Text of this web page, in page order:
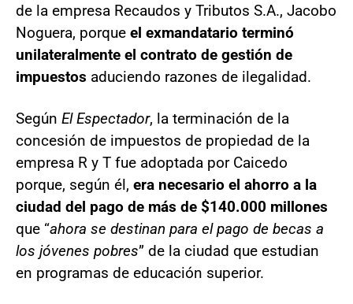
de la empresa Recaudos y Tributos S.A., Jacobo
Noguera, porque el exmandatario terminó
unilateralmente el contrato de gestión de
impuestos aduciendo razones de ilegalidad.
Según El Espectador, la terminación de la
concesión de impuestos de propiedad de la
empresa R y T fue adoptada por Caicedo
porque, según él, era necesario el ahorro a la
ciudad del pago de más de $140.000 millones
que “ahora se destinan para el pago de becas a
los jóvenes pobres” de la ciudad que estudian
en programas de educación superior.